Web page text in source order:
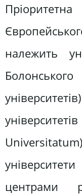
належить
центрами